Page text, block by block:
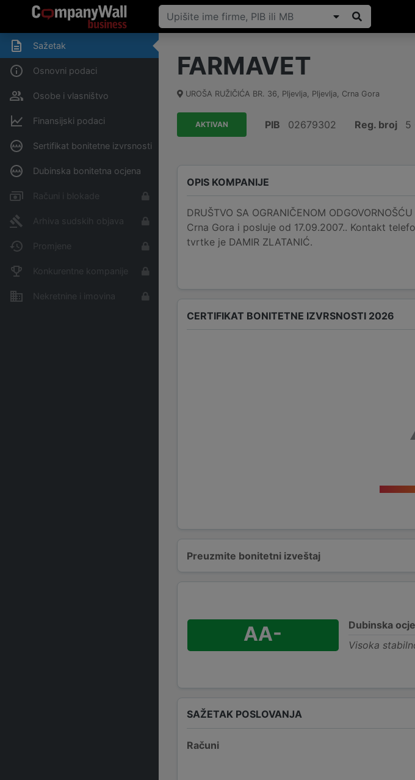
Sažetak
Osnovni podaci
Osobe i vlasništvo
Finansijski podaci
Sertifikat bonitetne izvrsnosti
Dubinska bonitetna ocjena
Računi i blokade
Arhiva sudskih objava
Promjene
Konkurentne kompanije
Nekretnine i imovina
FARMAVET
UROŠA RUŽIČIĆA BR. 36, Pljevlja, Pljevlja, Crna Gora
AKTIVAN PIB 02679302 Reg. broj 5
OPIS KOMPANIJE
DRUŠTVO SA OGRANIČENOM
Crna Gora i posluje od 17.09.2007.. Kontakt
tvrtke je DAMIR ZLATANIĆ.
CERTIFIKAT BONITETNE IZVRSNOSTI 2026
Preuzmite bonitetni izveštaj
AA- Dubinska
Visoka
SAŽETAK POSLOVANJA
Računi